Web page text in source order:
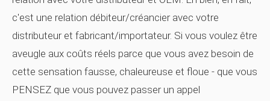
c'est une relation débiteur/créancier avec votre
distributeur et fabricant/importateur. Si vous voulez être
aveugle aux coûts réels parce que vous avez besoin de
cette sensation fausse, chaleureuse et floue - que vous
PENSEZ que vous pouvez passer un appel